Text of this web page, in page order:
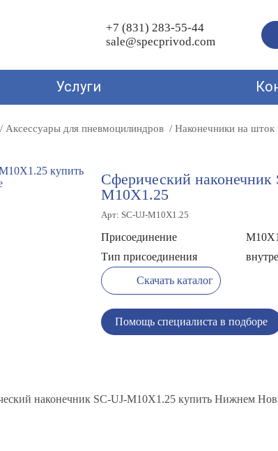
+7 (831) 283-55-44
sale@specprivod.com
Услуги
Аксессуары для пневмоцилиндров Наконечники на шток
Сферический наконечник
M10X1.25
Арт: SC-UJ-M10X1.25
Присоединение
Тип присоединения
Скачать каталог
Помощь специалиста в подборе